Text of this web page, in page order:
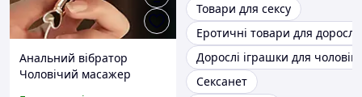
Анальний вібратор
Чоловічий масажер
Товари для сексу
Еротичні товари для
Дорослі іграшки для
Сексанет